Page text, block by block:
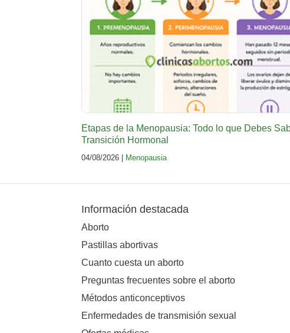
Etapas de la Menopausia: Todo lo que Debes
Transición Hormonal
04/08/2026 | Menopausia
Información destacada
Aborto
Pastillas abortivas
Cuanto cuesta un aborto
Preguntas frecuentes sobre el aborto
Métodos anticonceptivos
Enfermedades de transmisión sexual